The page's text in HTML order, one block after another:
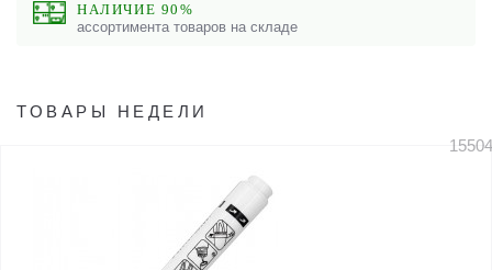
НАЛИЧИЕ 90%
ассортимента товаров на складе
ТОВАРЫ НЕДЕЛИ